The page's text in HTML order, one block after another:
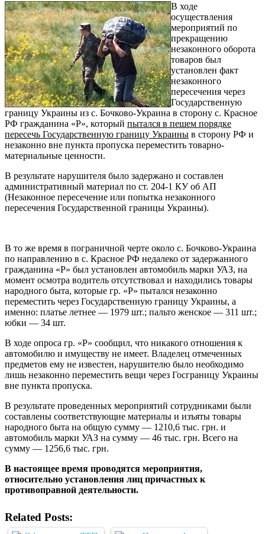
В ходе
осуществления
мероприятий по
прекращению
незаконного оборота
товаров был
установлен факт
незаконного
пересечения через
Государственную
границу Украины из с. Бочково-Украина в сторону с. Красное
РФ гражданина «Р», который пытался в пешем порядке
пересечь Государственную границу Украины в сторону РФ и
незаконно вне пункта пропуска переместить товарно-
материальные ценности.
В результате нарушителя было задержано и составлен
административный материал по ст. 204-1 КУ об АП
(Незаконное пересечение или попытка незаконного
пересечения Государственной границы Украины).
В то же время в пограничной черте около с. Бочково-Украина
по направлению в с. Красное РФ недалеко от задержанного
гражданина «Р» был установлен автомобиль марки УАЗ, на
момент осмотра водитель отсутствовал и находились товары
народного быта, которые гр. «Р» пытался незаконно
переместить через Государственную границу Украины, а
именно: платье летнее — 1979 шт.; пальто женское — 311 шт.;
юбки — 34 шт.
В ходе опроса гр. «Р» сообщил, что никакого отношения к
автомобилю и имуществу не имеет. Владелец отмеченных
предметов ему не известен, нарушителю было необходимо
лишь незаконно переместить вещи через Госграницу Украины
вне пункта пропуска.
В результате проведенных мероприятий сотрудниками были
составлены соответствующие материалы и изъяты товары
народного быта на общую сумму — 1210,6 тыс. грн. и
автомобиль марки УАЗ на сумму — 46 тыс. грн. Всего на
сумму — 1256,6 тыс. грн.
В настоящее время проводятся мероприятия,
относительно установления лиц причастных к
противоправной деятельности.
Related Posts: